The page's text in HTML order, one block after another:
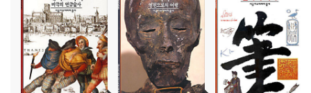
제4권. 정치경제학의 체계
들어가는 글
제1장. 중상주의의 원리
제2장. 국내에서 생산 가능한 물품을 외국에서 수입하는 것에 대한 제한
제3장. 무역 수지가 불리한 국가들로부터 거의 모든 물품 수입을 제한하는